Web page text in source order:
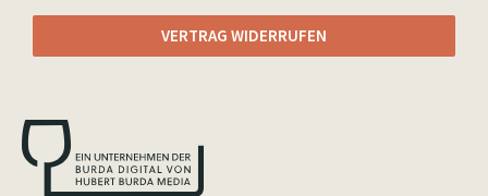
VERTRAG WIDERRUFEN